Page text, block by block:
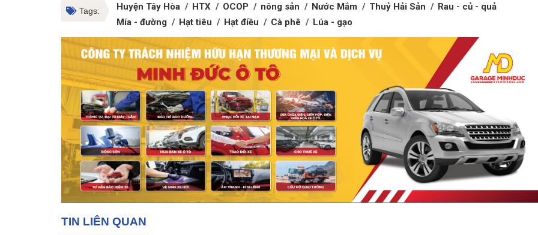
Tags: Huyện Tây Hòa HTX OCOP nông sản Nước Mắm Thuỷ Hải Sản
Rau - củ - quả
Mía - đường
Hạt tiêu Hạt điều Cà phê Lúa - gạo
TIN LIÊN QUAN